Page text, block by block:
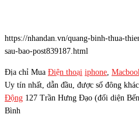
https://nhandan.vn/quang-binh-thua-
sau-bao-post839187.html
Địa chỉ Mua Điện thoại iphone
Uy tín nhất, dẫn đầu, được số đông
Động 127 Trần Hưng Đạo (đối diện
Bình